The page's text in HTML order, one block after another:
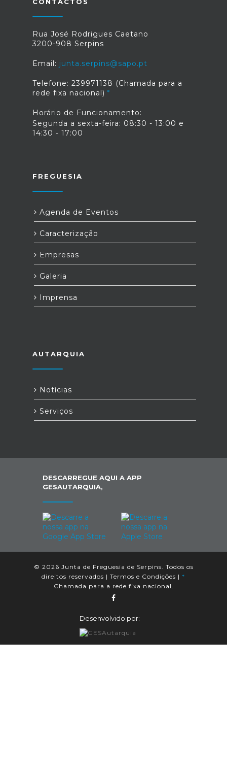
Rua José Rodrigues Caetano
3200-908 Serpins
Email: junta.serpins@sapo.pt
Telefone: 239971138 (Chamada para a
rede fixa nacional)
Horário de Funcionamento:
Segunda a sexta-feira: 08:30 - 13:00 e
14:30 - 17:00
FREGUESIA
Agenda de Eventos
Caracterização
Empresas
Galeria
Imprensa
AUTARQUIA
Notícias
Serviços
DESCARREGUE AQUI A APP
GESAUTARQUIA,
© 2026 Junta de Freguesia de Serpins. Todos os
direitos reservados | Termos e Condições | *
Chamada para a rede fixa nacional.
Desenvolvido por: